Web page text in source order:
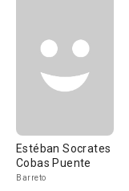
Estéban Socrates
Cobas Puente
Barreto